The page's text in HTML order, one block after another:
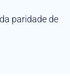
paridade de